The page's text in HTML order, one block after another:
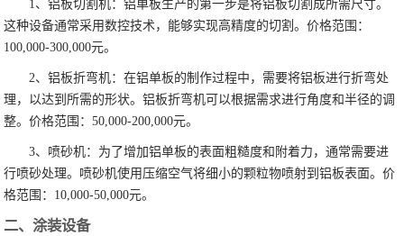
1、铝板切割机：铝单板生产的第一步是将铝板切割成所需尺寸。
这种设备通常采用数控技术，能够实现高精度的切割。价格范围：
100,000-300,000元。
2、铝板折弯机：在铝单板的制作过程中，需要将铝板进行折弯处
理，以达到所需的形状。铝板折弯机可以根据需求进行角度和半径的调
整。价格范围：50,000-200,000元。
3、喷砂机：为了增加铝单板的表面粗糙度和附着力，通常需要进
行喷砂处理。喷砂机使用压缩空气将细小的颗粒物喷射到铝板表面。价
格范围：10,000-50,000元。
二、涂装设备